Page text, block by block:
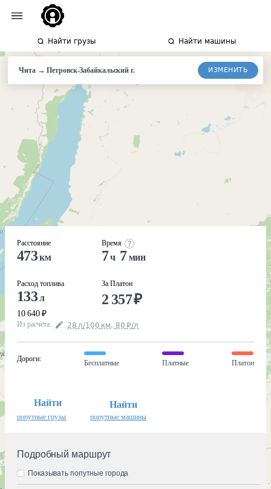
Найти грузы Найти машины
Чита→Петровск-Забайкальскийг. ИЗМЕНИТЬ
Расстояние
473км
Расход топлива
133л
10 640 ₽
Время
7ч 7мин
За Платон
2 357₽
Из расчёта: 28 л/100 км, 80 ₽/л
Дороги:
Бесплатные Платные Платон
Найти
попутные грузы
Найти
попутные машины
Подробный маршрут
Показывать попутные города